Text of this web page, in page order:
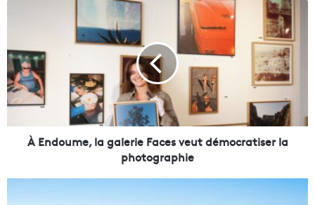
d
o
u
m
e
,
À Endoume, la galerie Faces veut démocratiser la
photographie